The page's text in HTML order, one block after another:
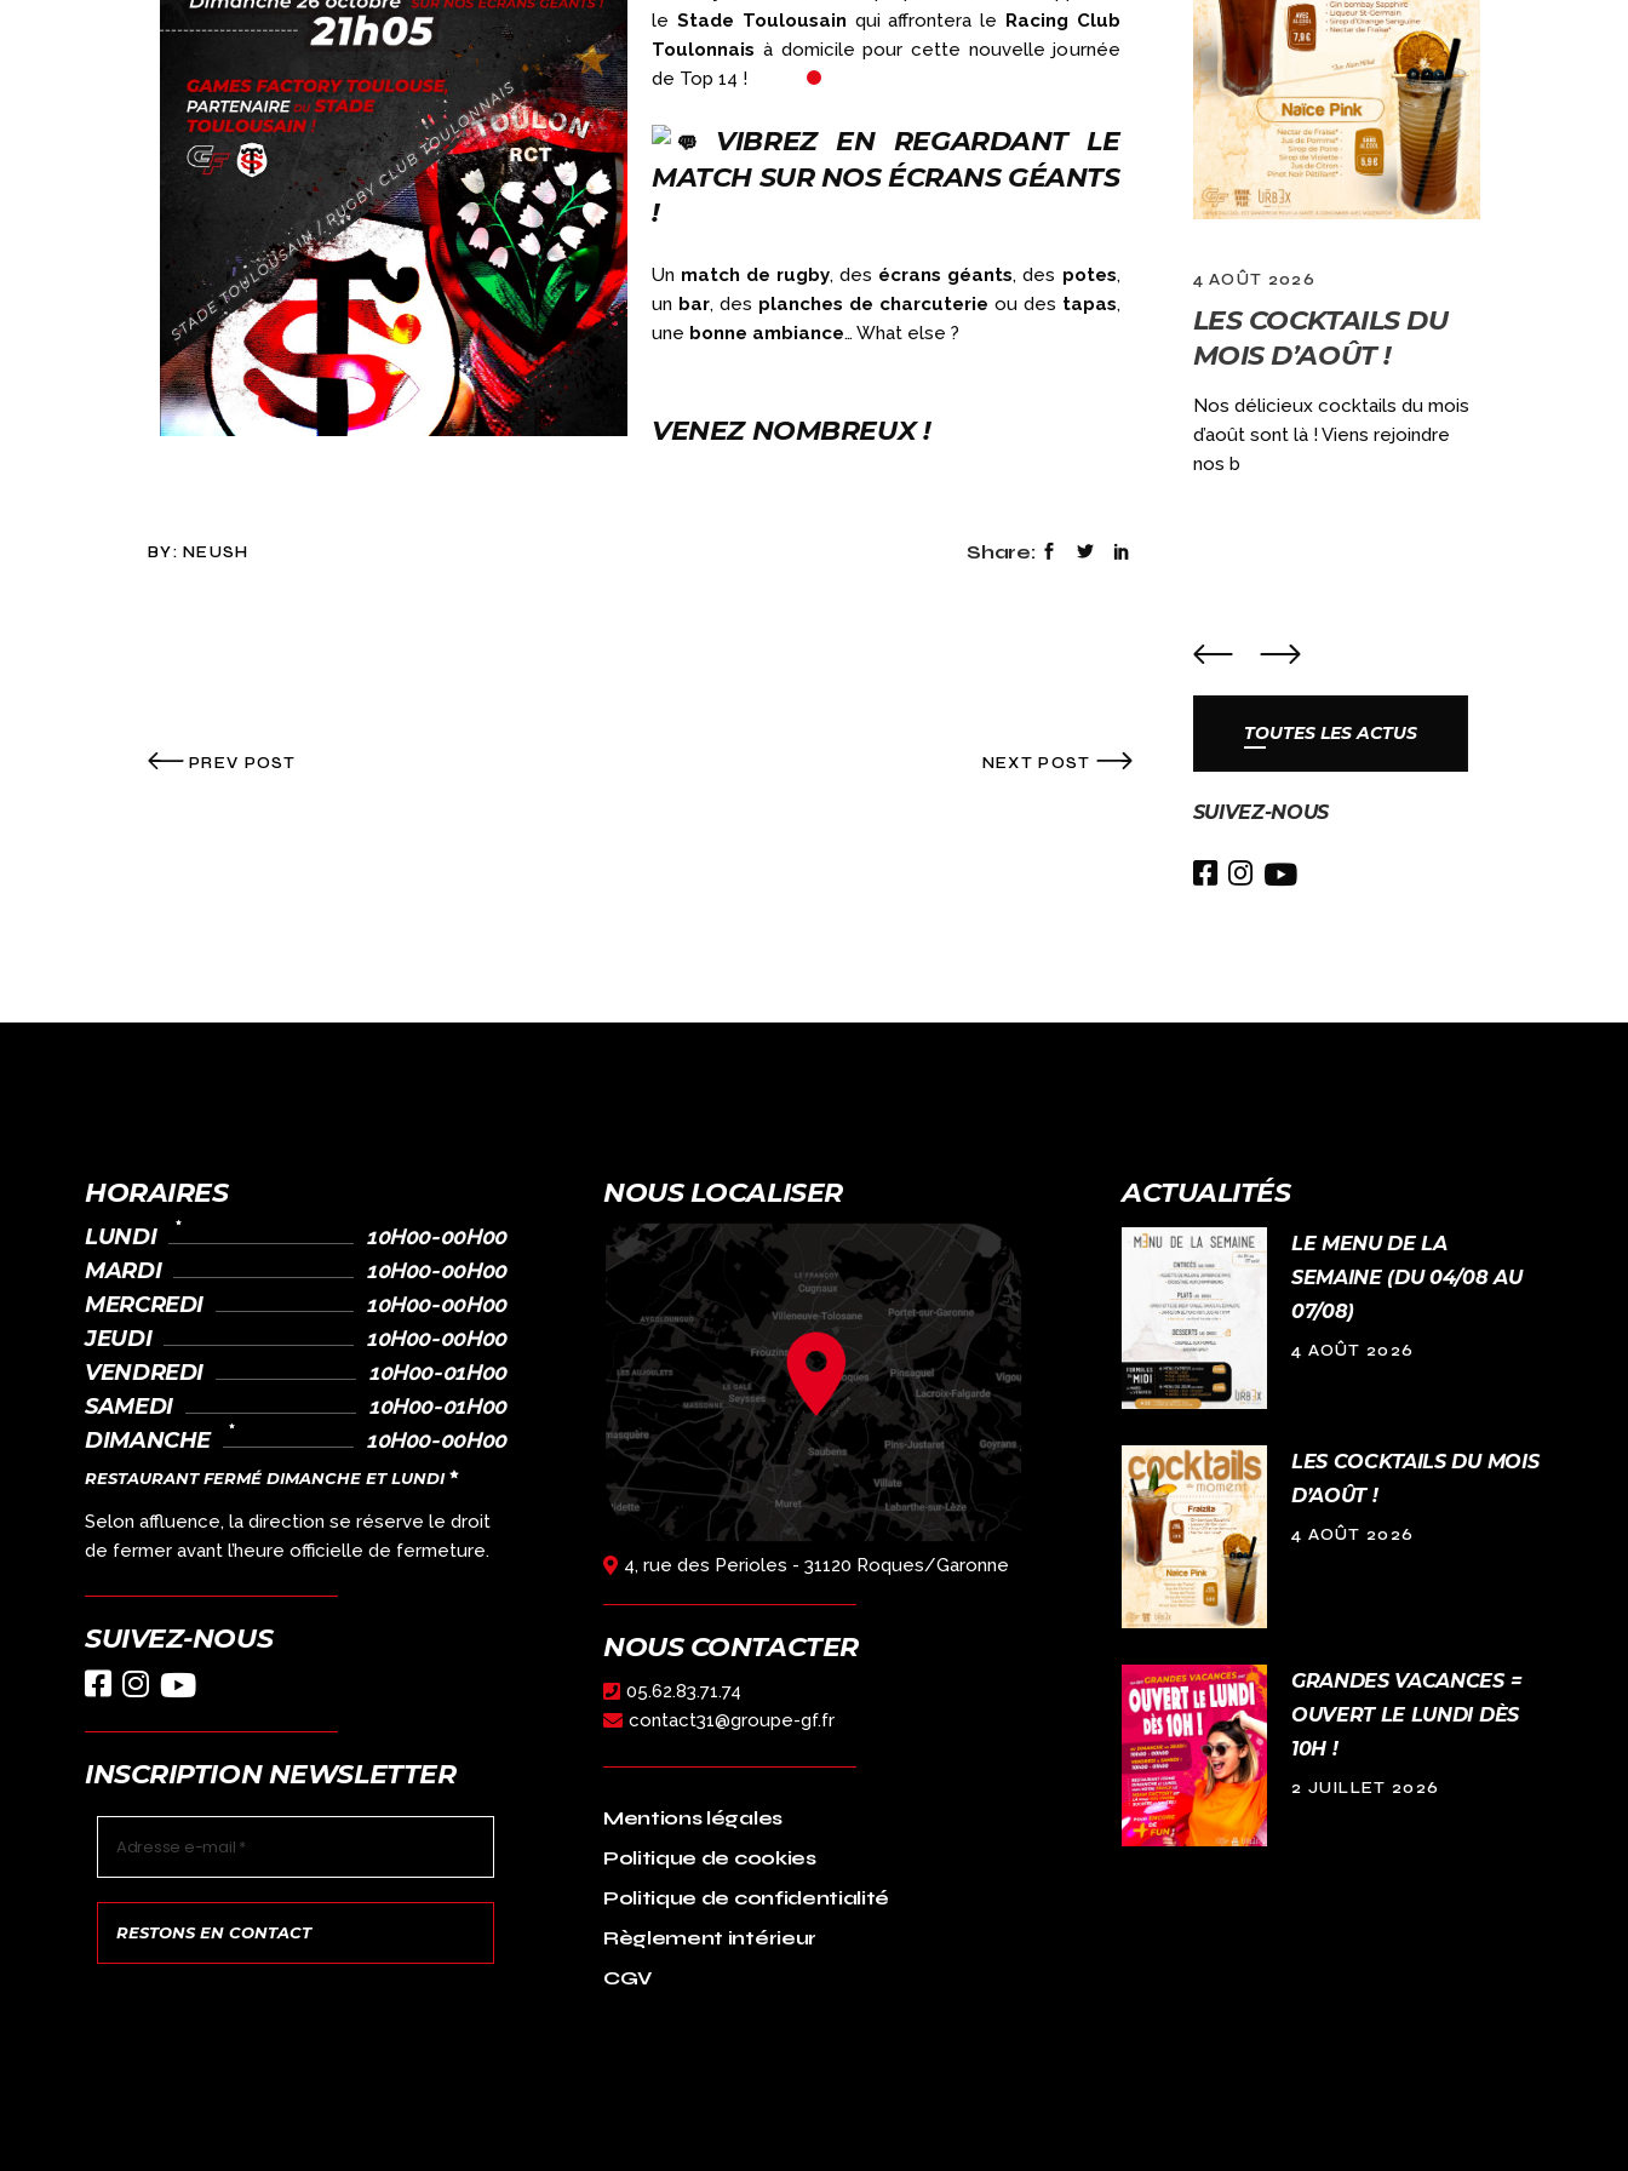
le Stade Toulousain qui affrontera le Racing Club
Toulonnais à domicile pour cette nouvelle journée
de Top 14 !
VIBREZ EN REGARDANT LE
MATCH SUR NOS ÉCRANS GÉANTS
!
Un match de rugby, des écrans géants, des potes,
un bar, des planches de charcuterie ou des tapas,
une bonne ambiance… What else ?
VENEZ NOMBREUX !
BY: NEUSH Share:
PREV POST NEXT POST
23 OCTOBRE 2025
C’EST TOI QUI
CHANTE !
🎤 C’est TOI qui chante ! 🔥🔥🔥
Au games factory Toulouse, en
4 AOÛT 2026
LE MENU DE LA
🥰 👉 Viens te régaler avec notre
4 AOÛT 2026
LES COCKTAILS DU
MOIS D’AOÛT !
Nos délicieux cocktails du mois
d’août sont là ! Viens rejoindre
nos b
TOUTES LES ACTUS
SUIVEZ-NOUS
HORAIRES
LUNDI 10H00-00H00
MARDI 10H00-00H00
MERCREDI 10H00-00H00
JEUDI 10H00-00H00
VENDREDI 10H00-01H00
SAMEDI 10H00-01H00
DIMANCHE 10H00-00H00
RESTAURANT FERMÉ DIMANCHE ET LUNDI
Selon affluence, la direction se réserve le droit
de fermer avant l’heure officielle de fermeture.
SUIVEZ-NOUS
INSCRIPTION NEWSLETTER
NOUS LOCALISER
4, rue des Perioles - 31120 Roques/Garonne
NOUS CONTACTER
05.62.83.71.74
contact31@groupe-gf.fr
Mentions légales
Politique de cookies
Politique de confidentialité
Règlement intérieur
CGV
ACTUALITÉS
LE MENU DE LA
SEMAINE (DU 04/08 AU
07/08)
4 AOÛT 2026
LES COCKTAILS DU MOIS
D’AOÛT !
4 AOÛT 2026
GRANDES VACANCES =
OUVERT LE LUNDI DÈS
10H !
2 JUILLET 2026